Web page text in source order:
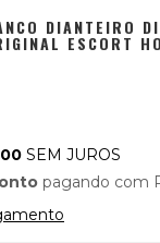
DIANTEIRO
ESCORT
SEM JUROS
pagando com